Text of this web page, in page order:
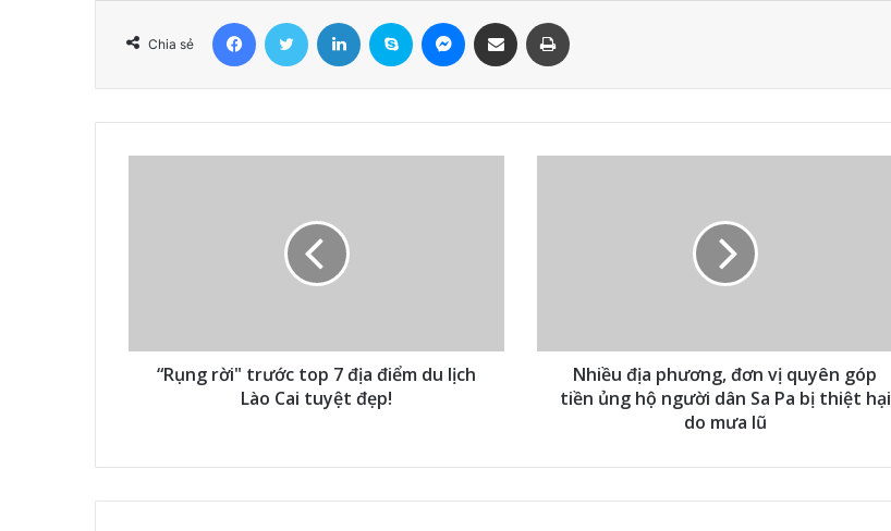
Chia sẻ
FacebookTwitter LinkedIn Skype Messenger
Chia sẻ qua email
“Rụng rời" trước top 7 địa điểm du lịch
Lào Cai tuyệt đẹp!
Nhiều địa phương, đơn vị quyên góp
tiền ủng hộ người dân Sa Pa bị thiệt hại
do mưa lũ